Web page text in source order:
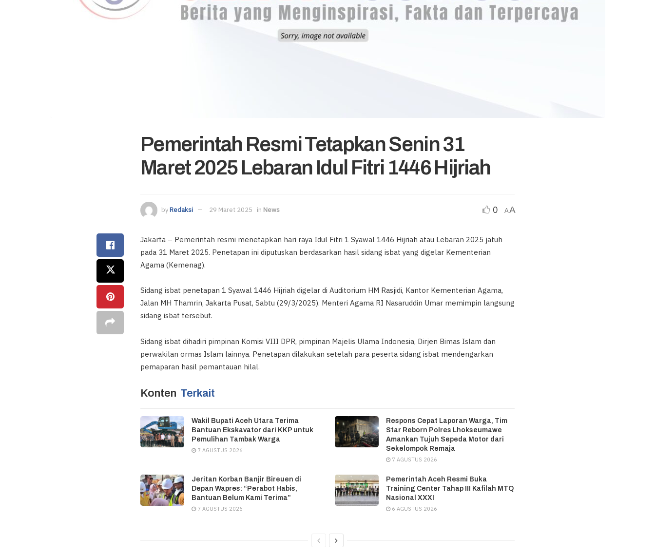
Pemerintah Resmi Tetapkan Senin 31
Maret 2025 Lebaran Idul Fitri 1446 Hijriah
byRedaksi 29 Maret 2025 in News 0 AA
Jakarta – Pemerintah resmi menetapkan hari raya Idul Fitri 1 Syawal 1446 Hijriah atau Lebaran 2025 jatuh
pada 31 Maret 2025. Penetapan ini diputuskan berdasarkan hasil sidang isbat yang digelar Kementerian
Agama (Kemenag).
Sidang isbat penetapan 1 Syawal 1446 Hijriah digelar di Auditorium HM Rasjidi, Kantor Kementerian Agama,
Jalan MH Thamrin, Jakarta Pusat, Sabtu (29/3/2025). Menteri Agama RI Nasaruddin Umar memimpin langsung
sidang isbat tersebut.
Sidang isbat dihadiri pimpinan Komisi VIII DPR, pimpinan Majelis Ulama Indonesia, Dirjen Bimas Islam dan
perwakilan ormas Islam lainnya. Penetapan dilakukan setelah para peserta sidang isbat mendengarkan
pemaparan hasil pemantauan hilal.
Konten Terkait
Wakil Bupati Aceh Utara Terima
Bantuan Ekskavator dari KKP untuk
Pemulihan Tambak Warga
7 AGUSTUS 2026
Respons Cepat Laporan Warga, Tim
Star Reborn Polres Lhokseumawe
Amankan Tujuh Sepeda Motor dari
Sekelompok Remaja
7 AGUSTUS 2026
Jeritan Korban Banjir Bireuen di
Depan Wapres: “Perabot Habis,
Bantuan Belum Kami Terima”
7 AGUSTUS 2026
Pemerintah Aceh Resmi Buka
Training Center Tahap III Kafilah MTQ
Nasional XXXI
6 AGUSTUS 2026